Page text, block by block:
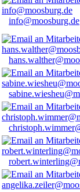
info@moosburg.de